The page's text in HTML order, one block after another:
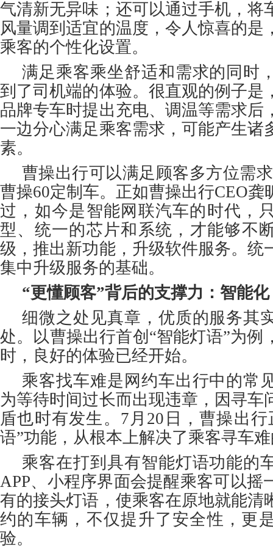
气清新无异味；还可以通过手机，将
风量调到适宜的温度，令人惊喜的是
乘客的个性化设置。
满足乘客乘坐舒适和需求的同时
到了司机端的体验。很直观的例子是
品牌专车时提出充电、调温等需求后
一边分心满足乘客需求，可能产生诸
素。
曹操出行可以满足顾客多方位需
曹操60定制车。正如曹操出行CEO龚
过，如今是智能网联汽车的时代，
型、统一的芯片和系统，才能够不
级，推出新功能，升级软件服务。统
集中升级服务的基础。
“更懂顾客”背后的支撑力：智能化
细微之处见真章，优质的服务其
处。以曹操出行首创“智能灯语”为例
时，良好的体验已经开始。
乘客找车难是网约车出行中的常
为等待时间过长而出现违章，因寻车
盾也时有发生。7月20日，曹操出
语”功能，从根本上解决了乘客寻车
乘客在打到具有智能灯语功能的
APP、小程序界面会提醒乘客可以摇
有的接头灯语，使乘客在原地就能清
约的车辆，不仅提升了安全性，更
验。